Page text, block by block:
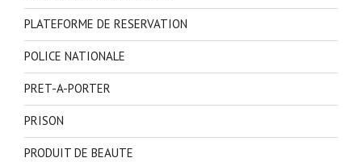
PLATEFORME DE RESERVATION
POLICE NATIONALE
PRET-A-PORTER
PRISON
PRODUIT DE BEAUTE